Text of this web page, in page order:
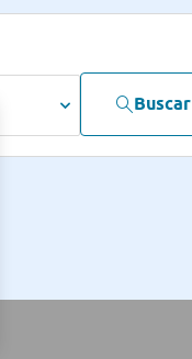
Buscar